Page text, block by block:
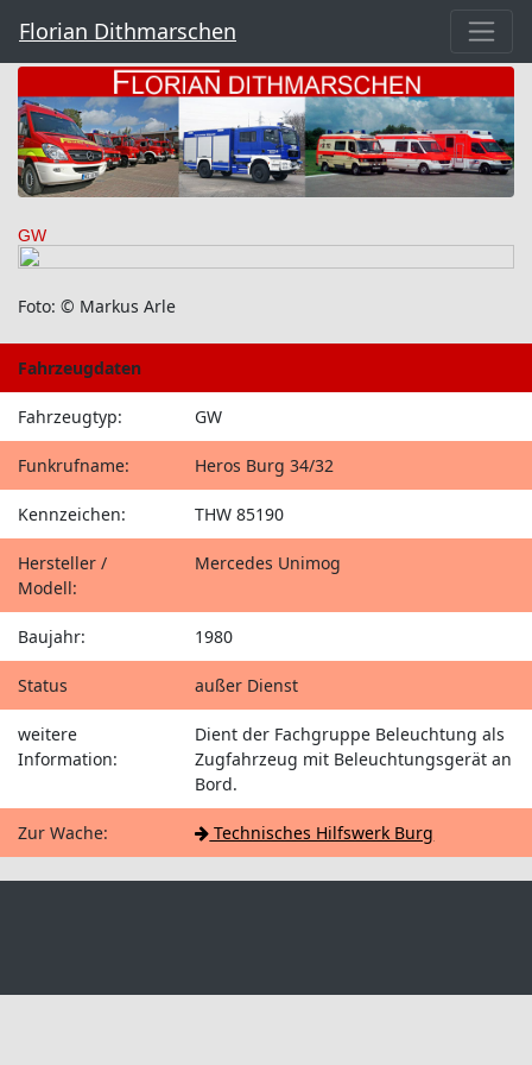
Florian Dithmarschen
GW
Foto: © Markus Arle
Fahrzeugdaten
Fahrzeugtyp: GW
Funkrufname: Heros Burg 34/32
Kennzeichen: THW 85190
Hersteller /
Modell:
Mercedes Unimog
Baujahr: 1980
Status außer Dienst
weitere
Information:
Dient der Fachgruppe Beleuchtung als
Zugfahrzeug mit Beleuchtungsgerät an
Bord.
Zur Wache: Technisches Hilfswerk Burg